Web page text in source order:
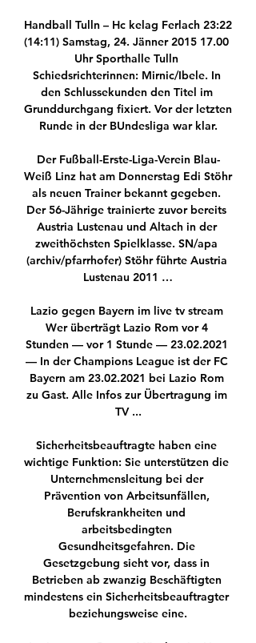
Handball Tulln – Hc kelag Ferlach 23:22
(14:11) Samstag, 24. Jänner 2015 17.00
Uhr Sporthalle Tulln
Schiedsrichterinnen: Mirnic/Ibele. In
den Schlussekunden den Titel im
Grunddurchgang fixiert. Vor der letzten
Runde in der BUndesliga war klar.
Der Fußball-Erste-Liga-Verein Blau-
Weiß Linz hat am Donnerstag Edi Stöhr
als neuen Trainer bekannt gegeben.
Der 56-Jährige trainierte zuvor bereits
Austria Lustenau und Altach in der
zweithöchsten Spielklasse. SN/apa
(archiv/pfarrhofer) Stöhr führte Austria
Lustenau 2011 …
Lazio gegen Bayern im live tv stream
Wer überträgt Lazio Rom vor 4
Stunden — vor 1 Stunde — 23.02.2021
— In der Champions League ist der FC
Bayern am 23.02.2021 bei Lazio Rom
zu Gast. Alle Infos zur Übertragung im
TV ...
Sicherheitsbeauftragte haben eine
wichtige Funktion: Sie unterstützen die
Unternehmensleitung bei der
Prävention von Arbeitsunfällen,
Berufskrankheiten und
arbeitsbedingten
Gesundheitsgefahren. Die
Gesetzgebung sieht vor, dass in
Betrieben ab zwanzig Beschäftigten
mindestens ein Sicherheitsbeauftragter
beziehungsweise eine.